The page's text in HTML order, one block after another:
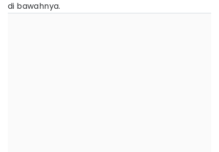
di bawahnya.